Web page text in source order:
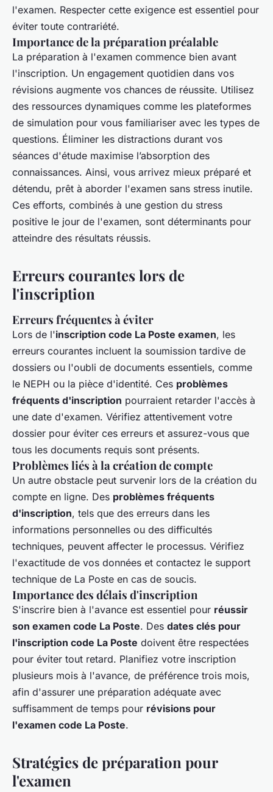
l'examen. Respecter cette exigence est essentiel pour
éviter toute contrariété.
Importance de la préparation préalable
La préparation à l'examen commence bien avant
l'inscription. Un engagement quotidien dans vos
révisions augmente vos chances de réussite. Utilisez
des ressources dynamiques comme les plateformes
de simulation pour vous familiariser avec les types de
questions. Éliminer les distractions durant vos
séances d'étude maximise l’absorption des
connaissances. Ainsi, vous arrivez mieux préparé et
détendu, prêt à aborder l'examen sans stress inutile.
Ces efforts, combinés à une gestion du stress
positive le jour de l'examen, sont déterminants pour
atteindre des résultats réussis.
Erreurs courantes lors de
l'inscription
Erreurs fréquentes à éviter
Lors de l'inscription code La Poste examen, les
erreurs courantes incluent la soumission tardive de
dossiers ou l'oubli de documents essentiels, comme
le NEPH ou la pièce d'identité. Ces problèmes
fréquents d'inscription pourraient retarder l'accès à
une date d'examen. Vérifiez attentivement votre
dossier pour éviter ces erreurs et assurez-vous que
tous les documents requis sont présents.
Problèmes liés à la création de compte
Un autre obstacle peut survenir lors de la création du
compte en ligne. Des problèmes fréquents
d'inscription, tels que des erreurs dans les
informations personnelles ou des difficultés
techniques, peuvent affecter le processus. Vérifiez
l'exactitude de vos données et contactez le support
technique de La Poste en cas de soucis.
Importance des délais d'inscription
S'inscrire bien à l'avance est essentiel pour réussir
son examen code La Poste. Des dates clés pour
l'inscription code La Poste doivent être respectées
pour éviter tout retard. Planifiez votre inscription
plusieurs mois à l'avance, de préférence trois mois,
afin d'assurer une préparation adéquate avec
suffisamment de temps pour révisions pour
l'examen code La Poste.
Stratégies de préparation pour
l'examen